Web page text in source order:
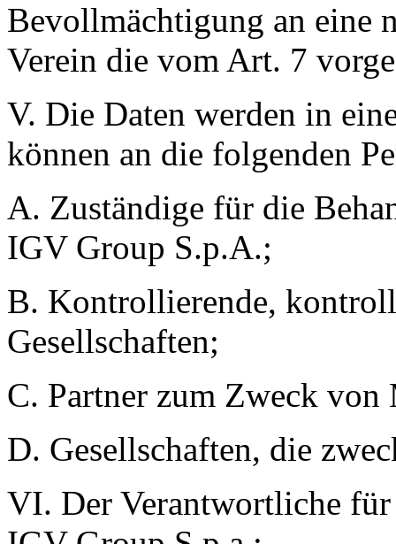
Bevollmächtigung an eine
Verein die vom Art. 7
V. Die Daten werden in
können an die folgenden
A. Zuständige für die
IGV Group S.p.A.;
B. Kontrollierende,
Gesellschaften;
C. Partner zum Zweck
D. Gesellschaften, die
VI. Der Verantwortliche